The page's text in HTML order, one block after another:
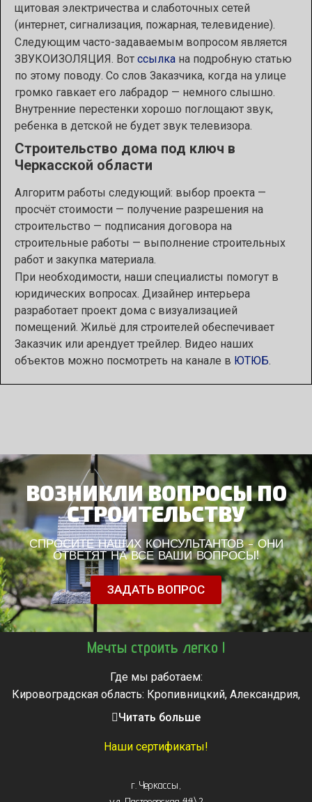
щитовая электричества и слаботочных сетей
(интернет, сигнализация, пожарная, телевидение).
Следующим часто-задаваемым вопросом является
ЗВУКОИЗОЛЯЦИЯ. Вот ссылка на подробную статью
по этому поводу. Со слов Заказчика, когда на улице
громко гавкает его лабрадор — немного слышно.
Внутренние перестенки хорошо поглощают звук,
ребенка в детской не будет звук телевизора.
Строительство дома под ключ в
Черкасской области
Алгоритм работы следующий: выбор проекта —
просчёт стоимости — получение разрешения на
строительство — подписания договора на
строительные работы — выполнение строительных
работ и закупка материала.
При необходимости, наши специалисты помогут в
юридических вопросах. Дизайнер интерьера
разработает проект дома с визуализацией
помещений. Жильё для строителей обеспечивает
Заказчик или арендует трейлер. Видео наших
объектов можно посмотреть на канале в ЮТЮБ.
ВОЗНИКЛИ ВОПРОСЫ ПО
СТРОИТЕЛЬСТВУ
СПРОСИТЕ НАШИХ КОНСУЛЬТАНТОВ - ОНИ
ОТВЕТЯТ НА ВСЕ ВАШИ ВОПРОСЫ!
ЗАДАТЬ ВОПРОС
Мечты строить легко !
Где мы работаем:
Кировоградская область: Кропивницкий, Александрия,
Знаменка, Долинская, Новоархангельск, Светловодск
Звенигородка, Золотоноша, Каменка, Канев, Корсунь-
Монастырище, Смела, Тальное, Умань, Христиновка.
Черкассы, Чигирин, Чорнобай, Шпола
Читать больше
Наши сертификаты!
г. Черкассы,